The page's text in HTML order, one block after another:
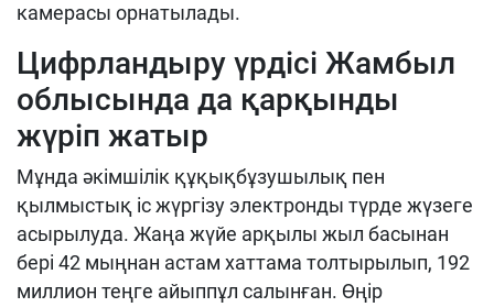
камерасы орнатылады.
Цифрландыру үрдісі Жамбыл
облысында да қарқынды
жүріп жатыр
Мұнда әкімшілік құқықбұзушылық пен
қылмыстық іс жүргізу электронды түрде жүзеге
асырылуда. Жаңа жүйе арқылы жыл басынан
бері 42 мыңнан астам хаттама толтырылып, 192
миллион теңге айыппұл салынған. Өңір